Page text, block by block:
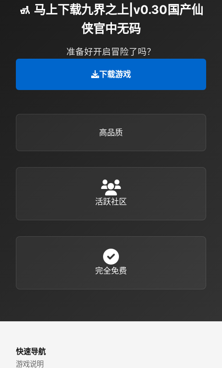
🚮 马上下载九界之上|v0.30国产仙
侠官中无码
准备好开启冒险了吗？
下载游戏
高品质
活跃社区
完全免费
快速导航
游戏说明